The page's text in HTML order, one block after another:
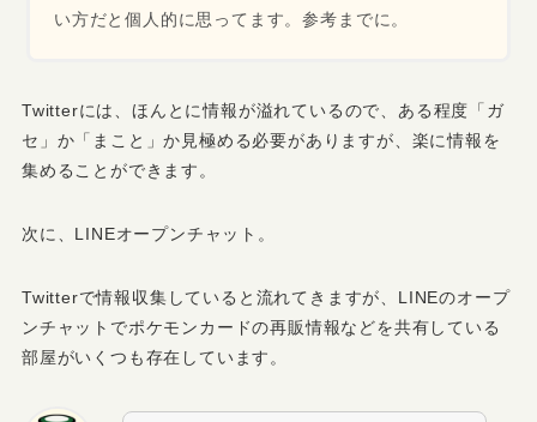
い方だと個人的に思ってます。参考までに。
Twitterには、ほんとに情報が溢れているので、ある程度「ガ
セ」か「まこと」か見極める必要がありますが、楽に情報を
集めることができます。
次に、LINEオープンチャット。
Twitterで情報収集していると流れてきますが、LINEのオープ
ンチャットでポケモンカードの再販情報などを共有している
部屋がいくつも存在しています。